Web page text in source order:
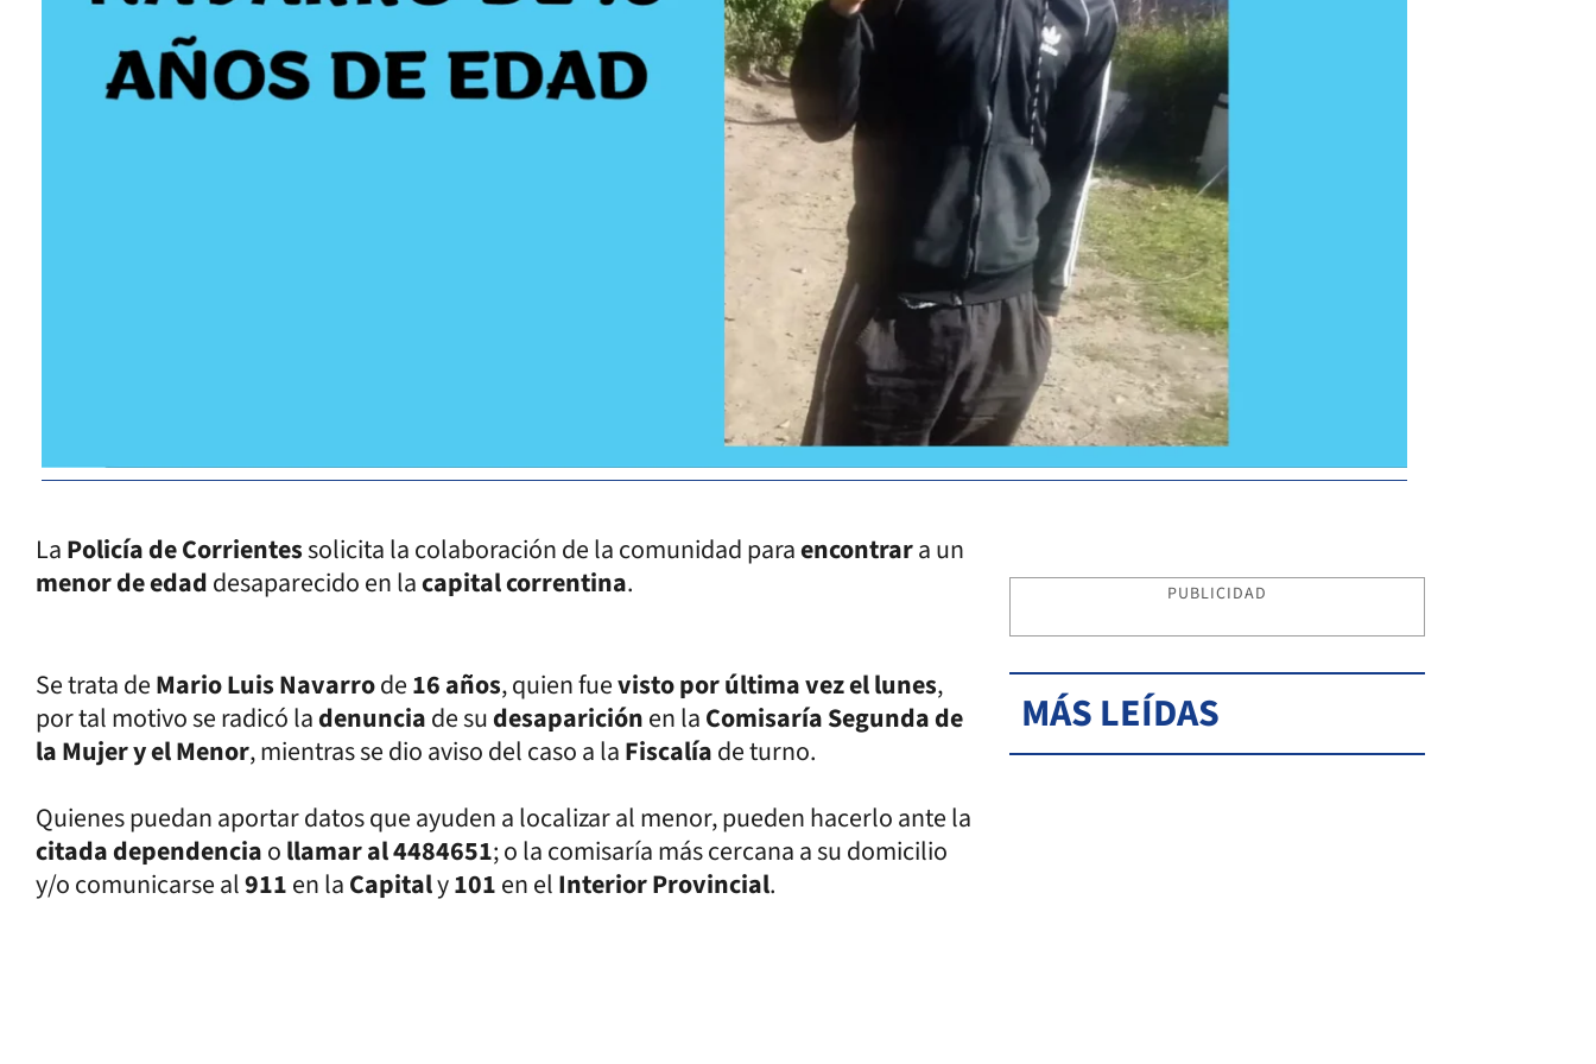
LaPolicía de Corrientessolicita la colaboración de la comunidad paraencontrara un
menor de edaddesaparecido en lacapital correntina.
Se trata deMario Luis Navarrode16 años, quien fuevisto por última vez el lunes,
por tal motivo se radicó ladenunciade sudesapariciónen laComisaría Segunda de
la Mujer y el Menor, mientras se dio aviso del caso a laFiscalíade turno.
Quienes puedan aportar datos que ayuden a localizar al menor, pueden hacerlo ante la
citada dependenciaollamar al 4484651; o la comisaría más cercana a su domicilio
y/o comunicarse al911en laCapitaly101en elInterior Provincial.
PUBLICIDAD
MÁS LEÍDAS